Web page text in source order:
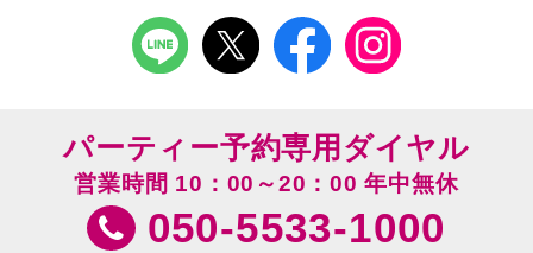
パーティー予約専用ダイヤル
営業時間 10：00～20：00 年中無休
050-5533-1000